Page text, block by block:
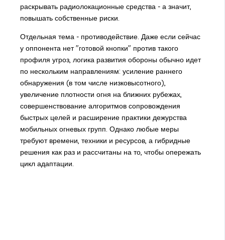
раскрывать радиолокационные средства - а значит,
повышать собственные риски.
Отдельная тема - противодействие. Даже если сейчас
у оппонента нет "готовой кнопки" против такого
профиля угроз, логика развития обороны обычно идет
по нескольким направлениям: усиление раннего
обнаружения (в том числе низковысотного),
увеличение плотности огня на ближних рубежах,
совершенствование алгоритмов сопровождения
быстрых целей и расширение практики дежурства
мобильных огневых групп. Однако любые меры
требуют времени, техники и ресурсов, а гибридные
решения как раз и рассчитаны на то, чтобы опережать
цикл адаптации.